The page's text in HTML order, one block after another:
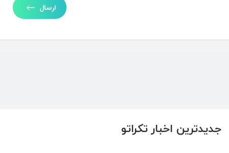
جدیدترین اخبار تکراتو
ارسال